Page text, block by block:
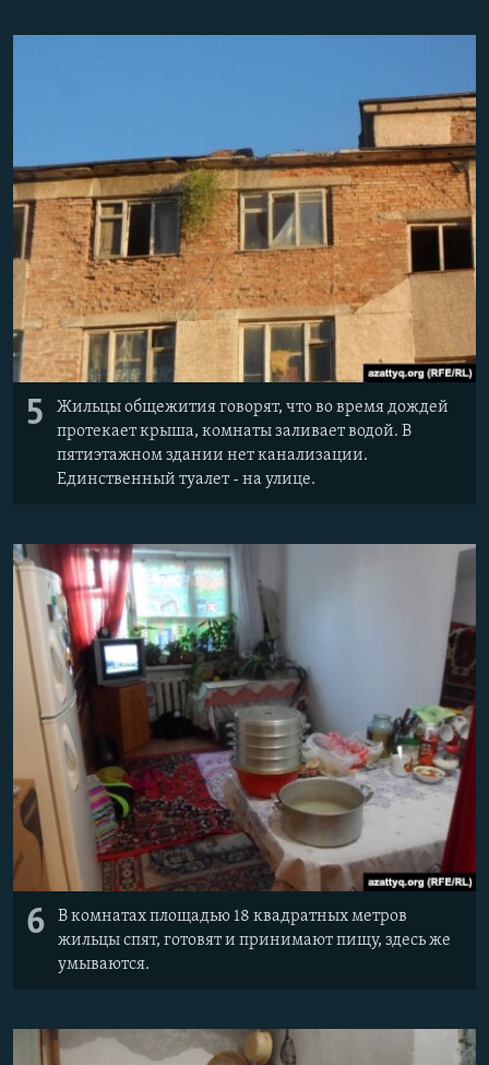
5
Жильцы общежития говорят, что во время дождей
протекает крыша, комнаты заливает водой. В
пятиэтажном здании нет канализации.
Единственный туалет - на улице.
6
В комнатах площадью 18 квадратных метров
жильцы спят, готовят и принимают пищу, здесь же
умываются.